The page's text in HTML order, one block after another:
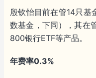
殷钦怡目前在管14只基
数基金，下同），其在
800银行ETF等产品。
年费率0.3%